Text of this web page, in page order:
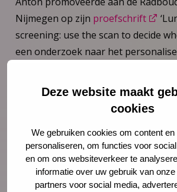
Deze website maakt
cookies
We gebruiken cookies om content
personaliseren, om functies voor
en om ons websiteverkeer te
informatie over uw gebruik van
partners voor social media,
Nijmegen op zijn proefschrift
screening: use the scan to decide
een onderzoek naar het
longkanker door middel van de
scan. Na zijn promotie heeft Anton
Amsterdam UMC, de Universiteit
Erasmus MC, waar hij vooral
vraagstukken omtrent de
zwangeren en kinderen. In die tijd